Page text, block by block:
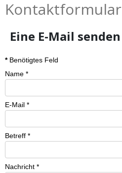
Kontaktformular
Eine E-Mail senden
*Benötigtes Feld
Name *
E-Mail *
Betreff *
Nachricht *